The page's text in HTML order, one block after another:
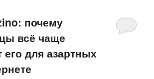
почему
всё чаще
для азартных